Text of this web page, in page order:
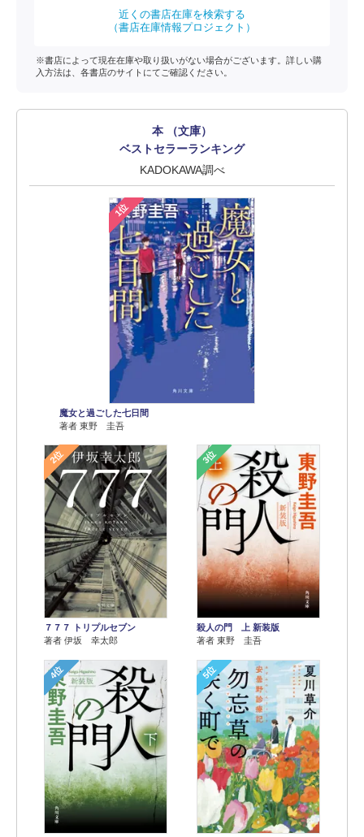
近くの書店在庫を検索する
（書店在庫情報プロジェクト）
※書店によって現在在庫や取り扱いがない場合がございます。詳しい購
入方法は、各書店のサイトにてご確認ください。
本 （文庫）
ベストセラーランキング
KADOKAWA調べ
1位
魔女と過ごした七日間
著者 東野 圭吾
2位
７７７ トリプルセブン
著者 伊坂 幸太郎
3位
殺人の門 上 新装版
著者 東野 圭吾
4位 5位